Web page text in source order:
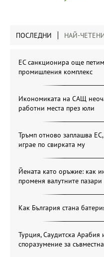
ПОСЛЕДНИ НАЙ-
ЕС санкционира още
промишления комплекс
Икономиката на САЩ
работни места през юли
Тръмп отново заплашва
играе по свирката му
Йената като оръжие: как
променя валутните пазари
Как България стана
Турция, Саудитска Арабия
споразумение за